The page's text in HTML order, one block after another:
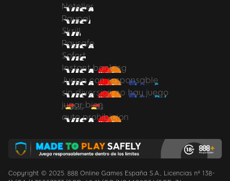
Neteller
Paypal
Skrill
Paysafe
Sofort
Instant banking
Juega con responsable
sin diversion no hay juego
jugar bien
auto prohibicion
Copyright © 2025. 888 Online Games España S.A., Licencias nº 138-